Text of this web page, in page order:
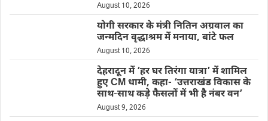
August 10, 2026
योगी सरकार के मंत्री नितिन अग्रवाल का
जन्मदिन वृद्धाश्रम में मनाया, बांटे फल
August 10, 2026
देहरादून में ‘हर घर तिरंगा यात्रा’ में शामिल
हुए CM धामी, कहा- ‘उत्तराखंड विकास के
साथ-साथ कड़े फैसलों में भी है नंबर वन’
August 9, 2026